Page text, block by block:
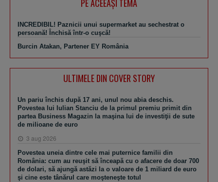
PE ACEEAŞI TEMA
INCREDIBIL! Paznicii unui supermarket au sechestrat o
persoană! Închisă într-o cuşcă!
Burcin Atakan, Partener EY România
ULTIMELE DIN COVER STORY
Un pariu închis după 17 ani, unul nou abia deschis.
Povestea lui Iulian Stanciu de la primul premiu primit din
partea Business Magazin la maşina lui de investiţii de sute
de milioane de euro
3 aug 2026
Povestea uneia dintre cele mai puternice familii din
România: cum au reuşit să înceapă cu o afacere de doar 700
de dolari, să ajungă astăzi la o valoare de 1 miliard de euro
şi cine este tânărul care moşteneşte totul